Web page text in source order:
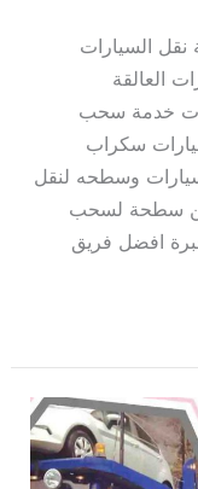
نقل السيارات
العالقة
خدمة سحب
سكراب
سيارات وسطحه لنقل
سطحة لسحب
افضل فريق